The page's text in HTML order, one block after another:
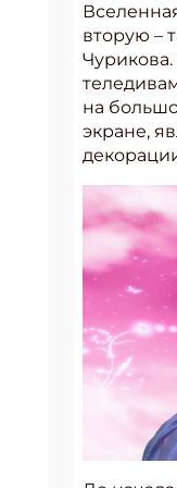
вторую –
на
экране,